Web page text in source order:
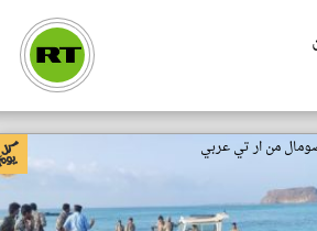
من ار تي عربي